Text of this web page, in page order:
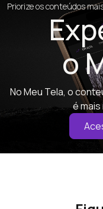
Priorize os conteúdos
o
No Meu Tela, o
é